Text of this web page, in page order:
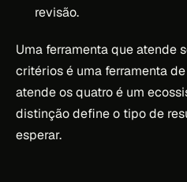
revisão.
Uma ferramenta que atende
critérios é uma ferramenta
atende os quatro é um
distinção define o tipo de
esperar.